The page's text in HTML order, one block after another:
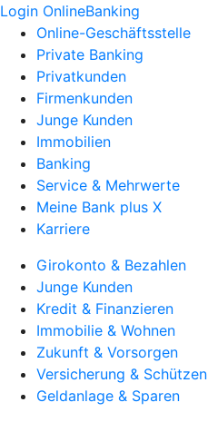
Login OnlineBanking
Online-Geschäftsstelle
Private Banking
Privatkunden
Firmenkunden
Junge Kunden
Immobilien
Banking
Service & Mehrwerte
Meine Bank plus X
Karriere
Girokonto & Bezahlen
Junge Kunden
Kredit & Finanzieren
Immobilie & Wohnen
Zukunft & Vorsorgen
Versicherung & Schützen
Geldanlage & Sparen